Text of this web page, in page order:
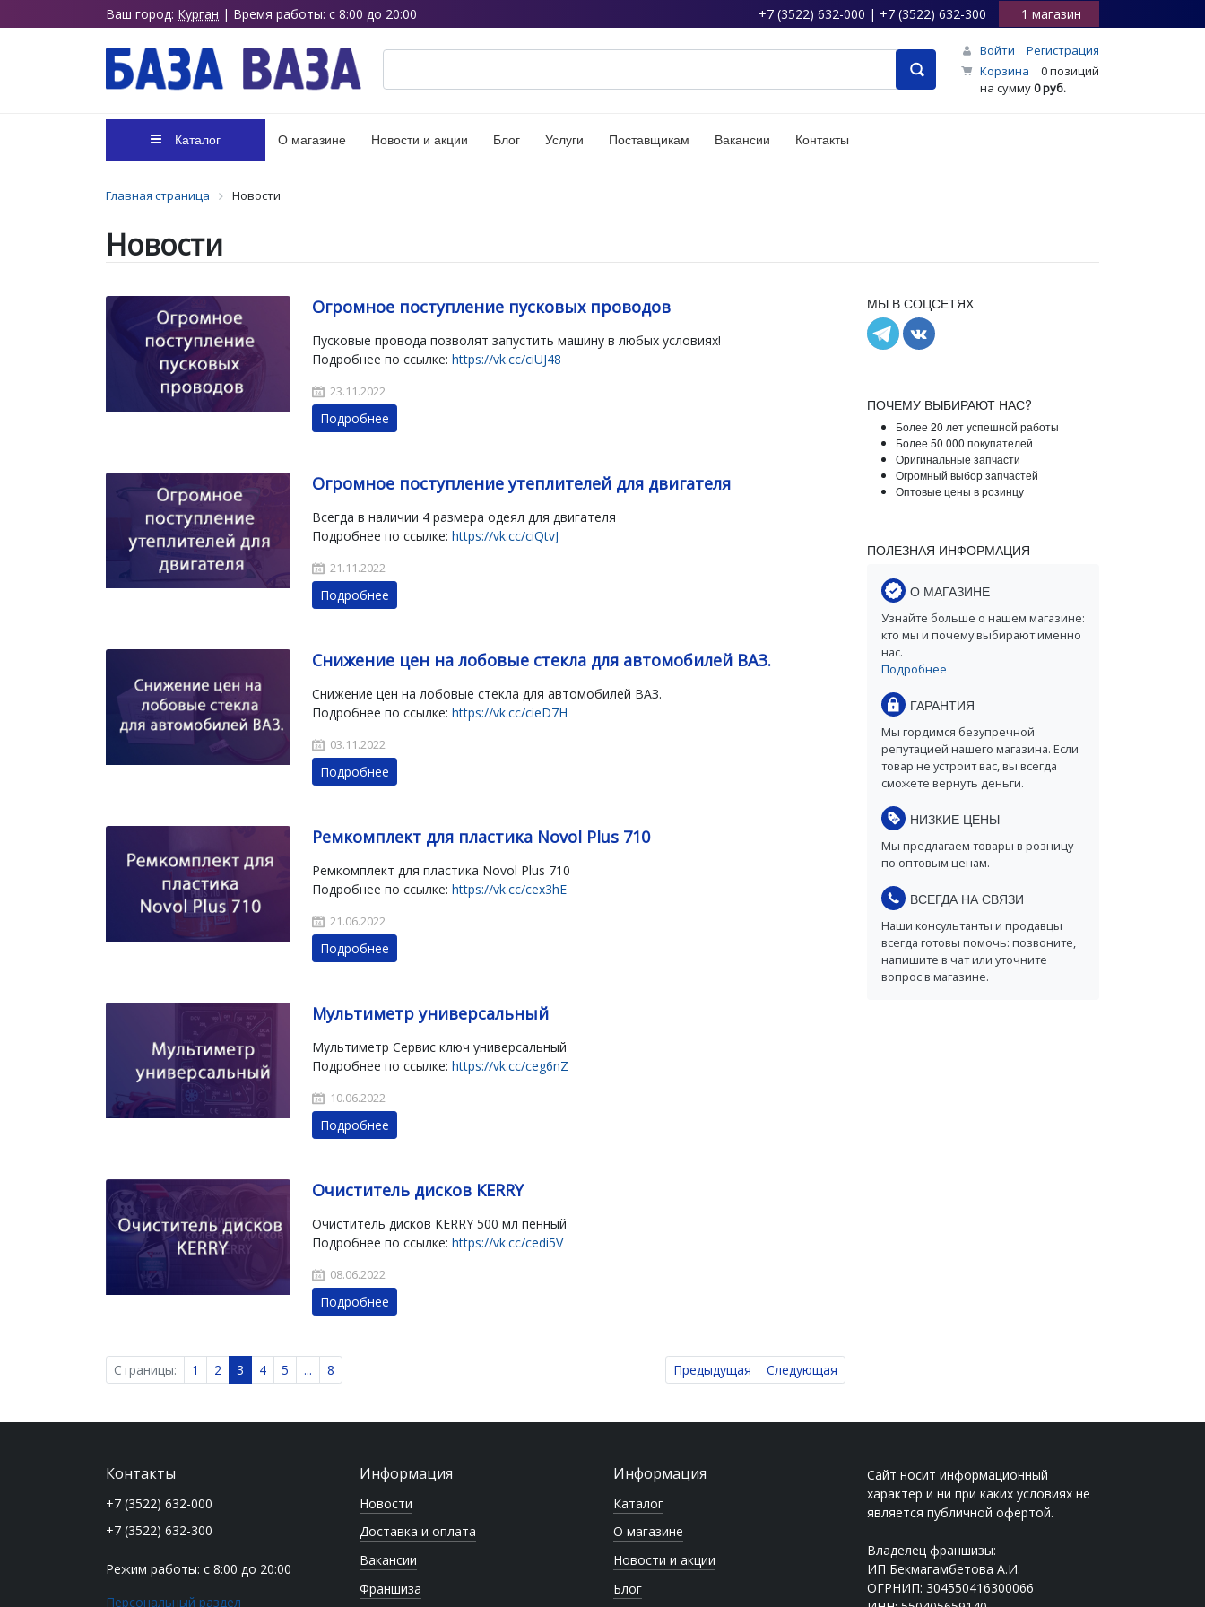
Ваш город: Курган | Время работы: с 8:00 до 20:00 +7 (3522) 632-000 | +7 (3522) 632-300 1 магазин
Войти
Регистрация
Корзина
0 позиций
на сумму0 руб.
Каталог О магазине Новости и акции Блог Услуги Поставщикам Вакансии Контакты
Главная страница Новости
Новости
Огромное поступление пусковых проводов
Пусковые провода позволят запустить машину в любых условиях!
Подробнее по ссылке:https://vk.cc/ciUJ48
23.11.2022
Подробнее
Огромное поступление утеплителей для двигателя
Всегда в наличии 4 размера одеял для двигателя
Подробнее по ссылке:https://vk.cc/ciQtvJ
21.11.2022
Подробнее
Снижение цен на лобовые стекла для автомобилей ВАЗ.
Снижение цен на лобовые стекла для автомобилей ВАЗ.
Подробнее по ссылке:https://vk.cc/cieD7H
03.11.2022
Подробнее
Ремкомплект для пластика Novol Plus 710
Ремкомплект для пластика Novol Plus 710
Подробнее по ссылке:https://vk.cc/cex3hE
21.06.2022
Подробнее
Мультиметр универсальный
Мультиметр Сервис ключ универсальный
Подробнее по ссылке:https://vk.cc/ceg6nZ
10.06.2022
Подробнее
Очиститель дисков KERRY
Очиститель дисков KERRY 500 мл пенный
Подробнее по ссылке:https://vk.cc/cedi5V
08.06.2022
Подробнее
Страницы: 1 2 3 4 5 ... 8 Предыдущая Следующая
МЫ В СОЦСЕТЯХ
ПОЧЕМУ ВЫБИРАЮТ НАС?
Более 20 лет успешной работы
Более 50 000 покупателей
Оригинальные запчасти
Огромный выбор запчастей
Оптовые цены в розинцу
ПОЛЕЗНАЯ ИНФОРМАЦИЯ
О МАГАЗИНЕ
Узнайте больше о нашем магазине:
кто мы и почему выбирают именно
нас.
Подробнее
ГАРАНТИЯ
Мы гордимся безупречной
репутацией нашего магазина. Если
товар не устроит вас, вы всегда
сможете вернуть деньги.
НИЗКИЕ ЦЕНЫ
Мы предлагаем товары в розницу
по оптовым ценам.
ВСЕГДА НА СВЯЗИ
Наши консультанты и продавцы
всегда готовы помочь: позвоните,
напишите в чат или уточните
вопрос в магазине.
Информация
Новости
Доставка и оплата
Вакансии
Франшиза
Информация
Каталог
О магазине
Новости и акции
Блог
Сайт носит информационный
характер и ни при каких условиях не
является публичной офертой.
Владелец франшизы:
ИП Бекмагамбетова А.И.
ОГРНИП: 304550416300066
Контакты
+7 (3522) 632-000
+7 (3522) 632-300
Режим работы: с 8:00 до 20:00
Персональный раздел